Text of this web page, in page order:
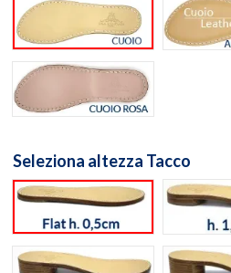
Suola cuoio naturale
Suola Cuoio Rosa
Seleziona altezza Tacco
flat h. 0,5cm
h. 2,5cm